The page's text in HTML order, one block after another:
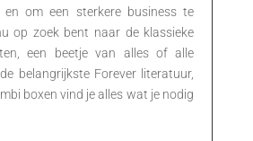
en om een sterkere business te
op zoek bent naar de klassieke
een beetje van alles of alle
belangrijkste Forever literatuur,
boxen vind je alles wat je nodig